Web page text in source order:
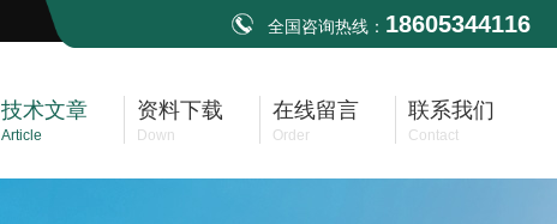
全国咨询热线： 18605344116
技术文章
Article
资料下载
Down
在线留言
Order
联系我们
Contact